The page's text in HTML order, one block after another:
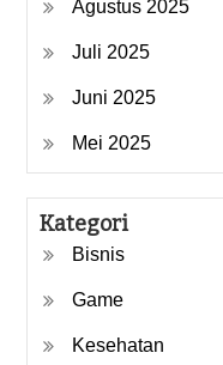
Agustus 2025
Juli 2025
Juni 2025
Mei 2025
Kategori
Bisnis
Game
Kesehatan